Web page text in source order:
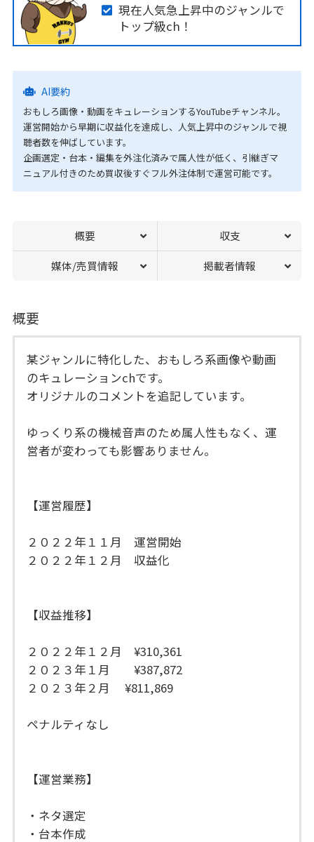
現在人気急上昇中のジャンルで
トップ級ch！
AI要約
おもしろ画像・動画をキュレーションするYouTubeチャンネル。
運営開始から早期に収益化を達成し、人気上昇中のジャンルで視
聴者数を伸ばしています。
企画選定・台本・編集を外注化済みで属人性が低く、引継ぎマ
ニュアル付きのため買収後すぐフル外注体制で運営可能です。
概要 収支
媒体/売買情報 掲載者情報
概要
某ジャンルに特化した、おもしろ系画像や動画
のキュレーションchです。
オリジナルのコメントを追記しています。
ゆっくり系の機械音声のため属人性もなく、運
営者が変わっても影響ありません。
【運営履歴】
２０２２年１１月 運営開始
２０２２年１２月 収益化
【収益推移】
２０２２年１２月 ¥310,361
２０２３年１月 ¥387,872
２０２３年２月 ¥811,869
ペナルティなし
【運営業務】
・ネタ選定
・台本作成